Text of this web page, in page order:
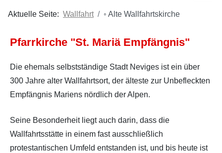
Aktuelle Seite: Wallfahrt ◦ Alte Wallfahrtskirche
Pfarrkirche "St. Mariä Empfängnis"
Die ehemals selbstständige Stadt Neviges ist ein über
300 Jahre alter Wallfahrtsort, der älteste zur Unbefleckten
Empfängnis Mariens nördlich der Alpen.
Seine Besonderheit liegt auch darin, dass die
Wallfahrtsstätte in einem fast ausschließlich
protestantischen Umfeld entstanden ist, und bis heute ist